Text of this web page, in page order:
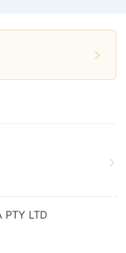
PTY LTD